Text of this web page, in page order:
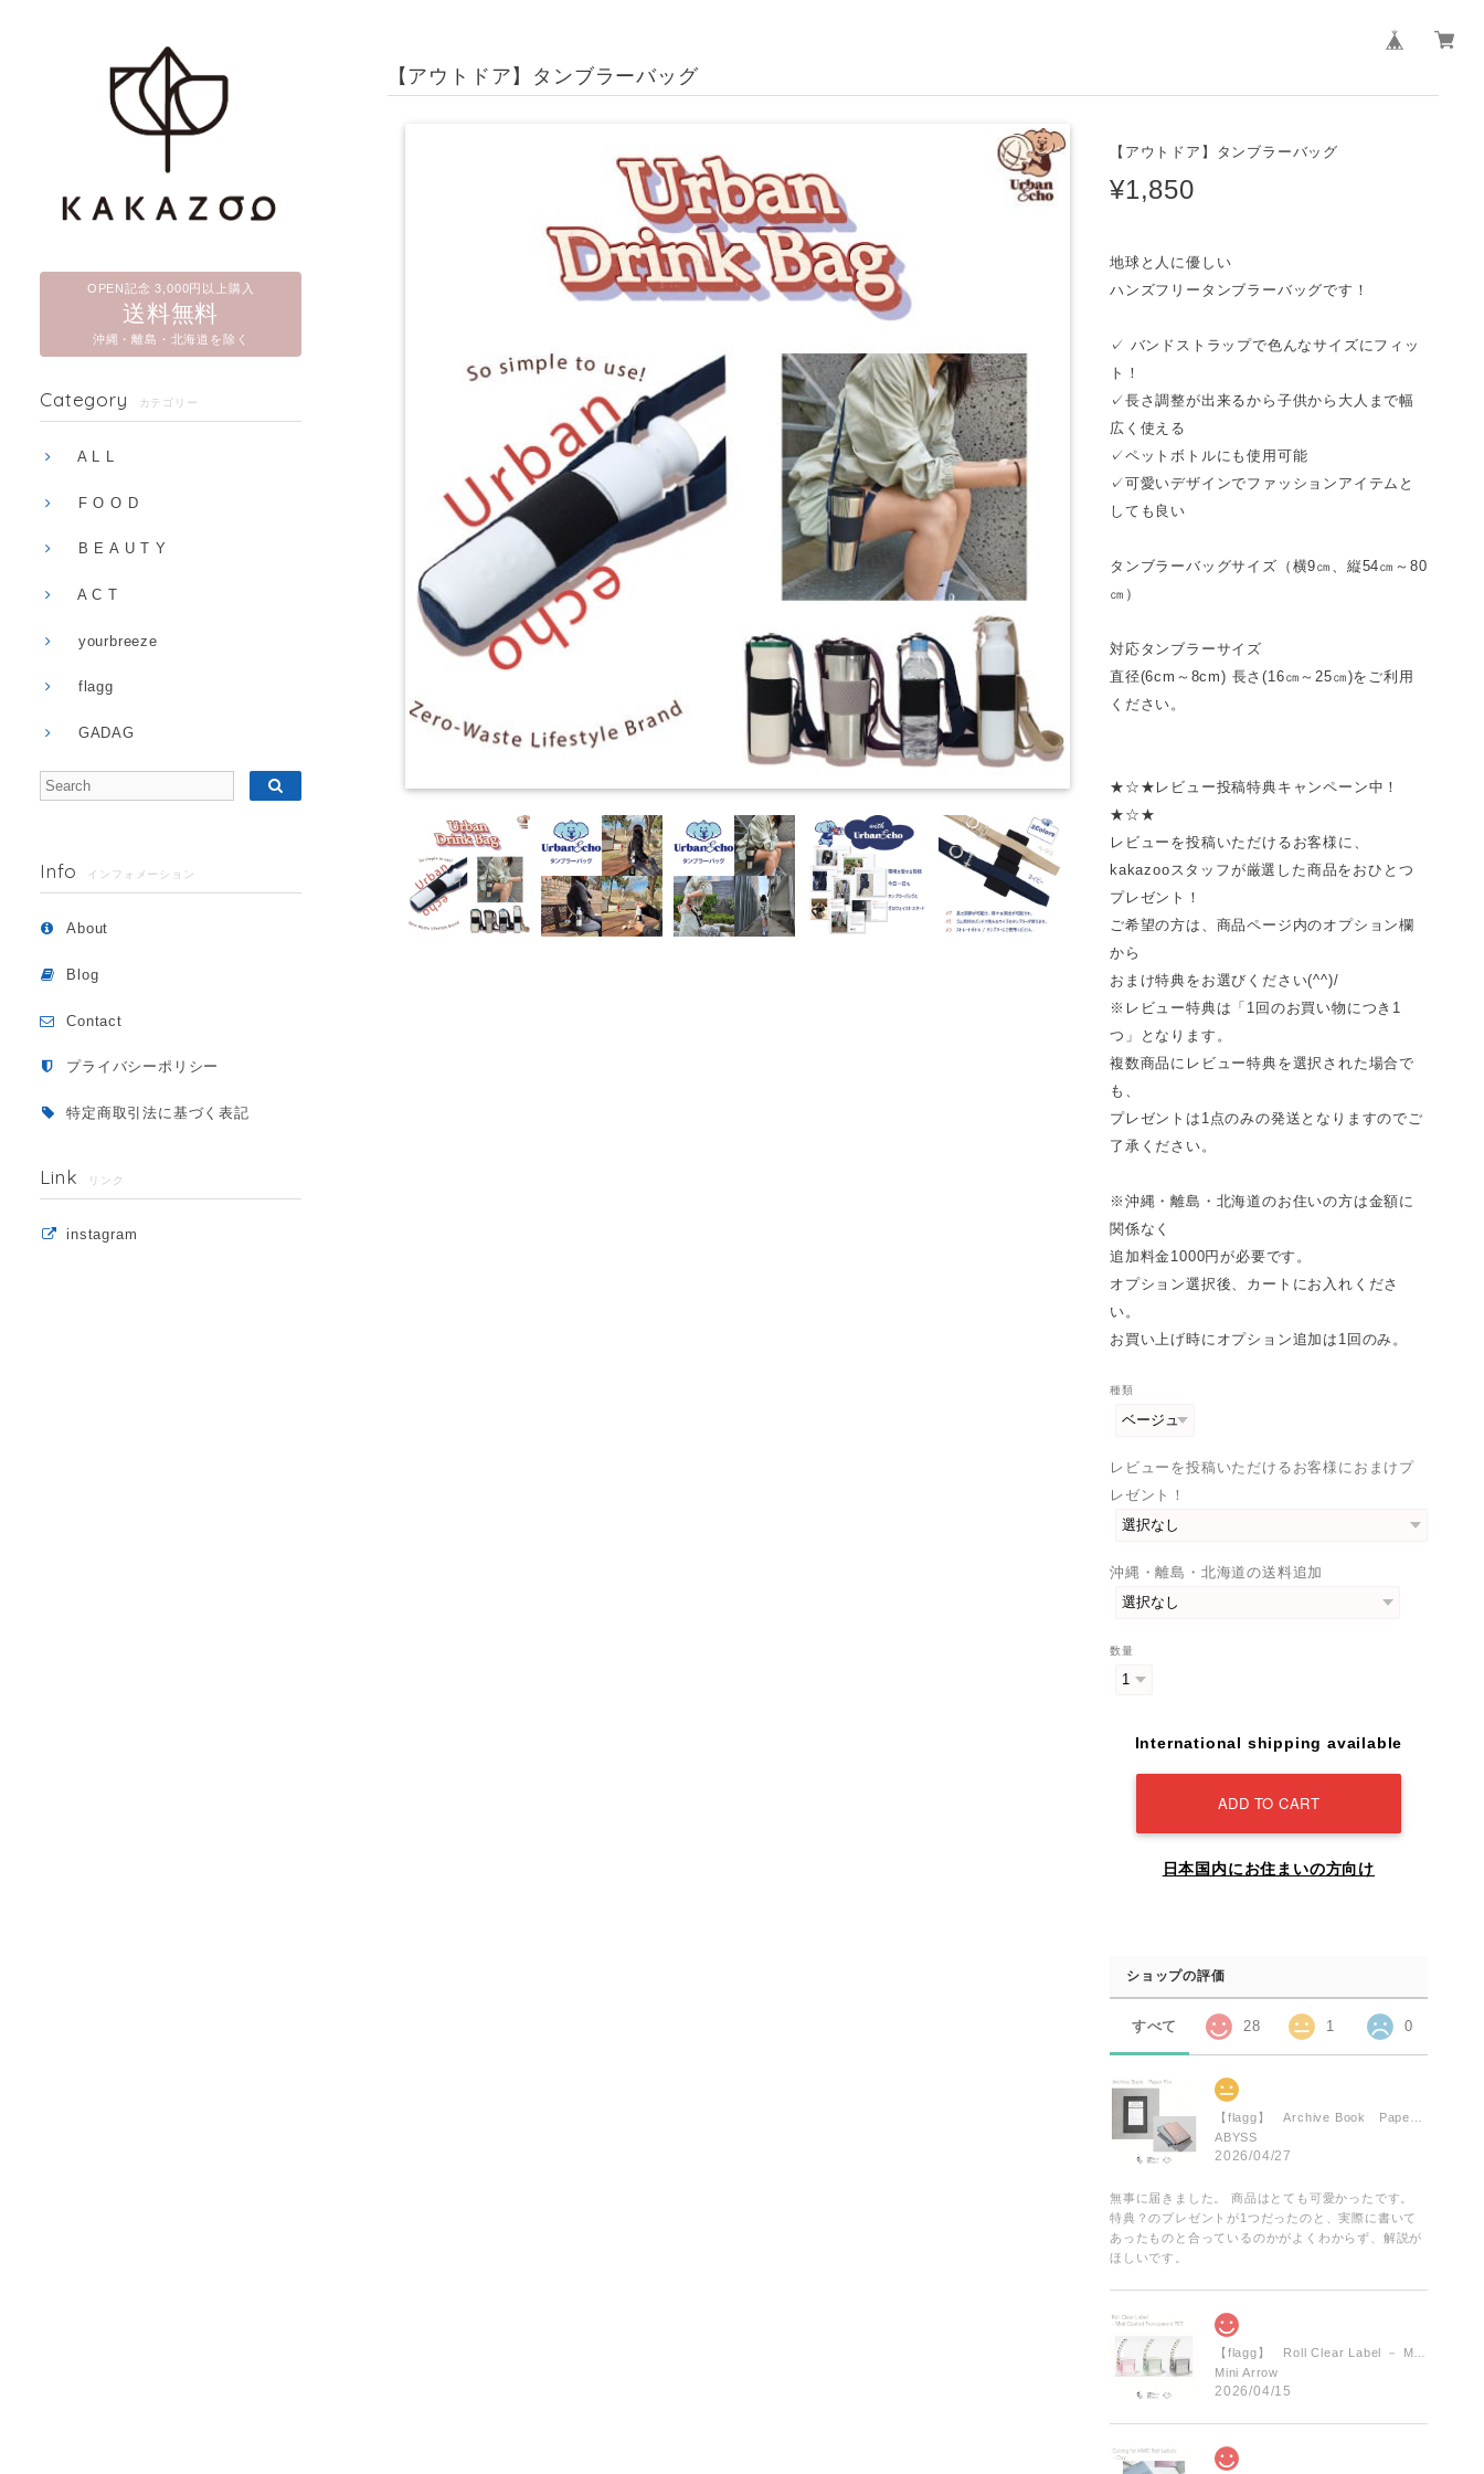
OPEN記念 3,000円以上購入
送料無料
沖縄・離島・北海道を除く
Category カテゴリー
A L L
F O O D
B E A U T Y
A C T
yourbreeze
flagg
GADAG
Info インフォメーション
About
Blog
Contact
プライバシーポリシー
特定商取引法に基づく表記
Link リンク
instagram
【アウトドア】タンブラーバッグ
【アウトドア】タンブラーバッグ
¥1,850
地球と人に優しい
ハンズフリータンブラーバッグです！
✓ バンドストラップで色んなサイズにフィッ
ト！
✓長さ調整が出来るから子供から大人まで幅
広く使える
✓ペットボトルにも使用可能
✓可愛いデザインでファッションアイテムと
しても良い
タンブラーバッグサイズ（横9㎝、縦54㎝～80
㎝）
対応タンブラーサイズ
直径(6cm～8cm) 長さ(16㎝～25㎝)をご利用
ください。
★☆★レビュー投稿特典キャンペーン中！
★☆★
レビューを投稿いただけるお客様に、
kakazooスタッフが厳選した商品をおひとつ
プレゼント！
ご希望の方は、商品ページ内のオプション欄
から
おまけ特典をお選びください(^^)/
※レビュー特典は「1回のお買い物につき1
つ」となります。
複数商品にレビュー特典を選択された場合で
も、
プレゼントは1点のみの発送となりますのでご
了承ください。
※沖縄・離島・北海道のお住いの方は金額に
関係なく
追加料金1000円が必要です。
オプション選択後、カートにお入れくださ
い。
お買い上げ時にオプション追加は1回のみ。
種類
レビューを投稿いただけるお客様におまけプ
レゼント！
沖縄・離島・北海道の送料追加
数量
International shipping available
ADD TO CART
日本国内にお住まいの方向け
ショップの評価
すべて 28 1 0
ABYSS
2026/04/27
無事に届きました。 商品はとても可愛かったです。
特典？のプレゼントが1つだったのと、実際に書いて
あったものと合っているのかがよくわからず、解説が
ほしいです。
Mini Arrow
2026/04/15